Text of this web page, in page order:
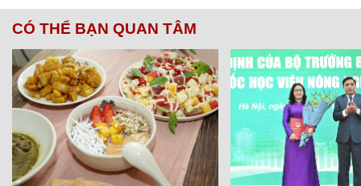
CÓ THỂ BẠN QUAN TÂM